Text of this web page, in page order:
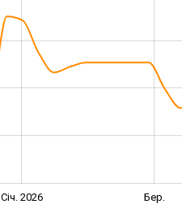
Січ. 2026 Бер.